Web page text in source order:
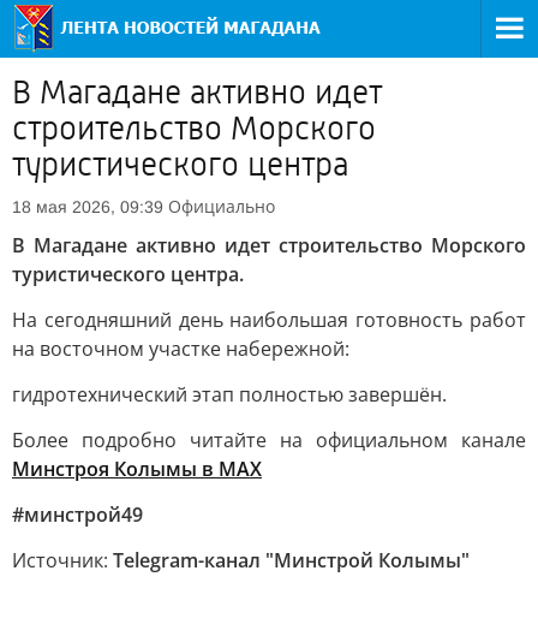
В Магадане активно идет
строительство Морского
туристического центра
18 мая 2026, 09:39 Официально
В Магадане активно идет строительство Морского
туристического центра.
На сегодняшний день наибольшая готовность работ
на восточном участке набережной:
гидротехнический этап полностью завершён.
Более подробно читайте на официальном канале
Минстроя Колымы в МАХ
#минстрой49
Источник: Telegram-канал "Минстрой Колымы"